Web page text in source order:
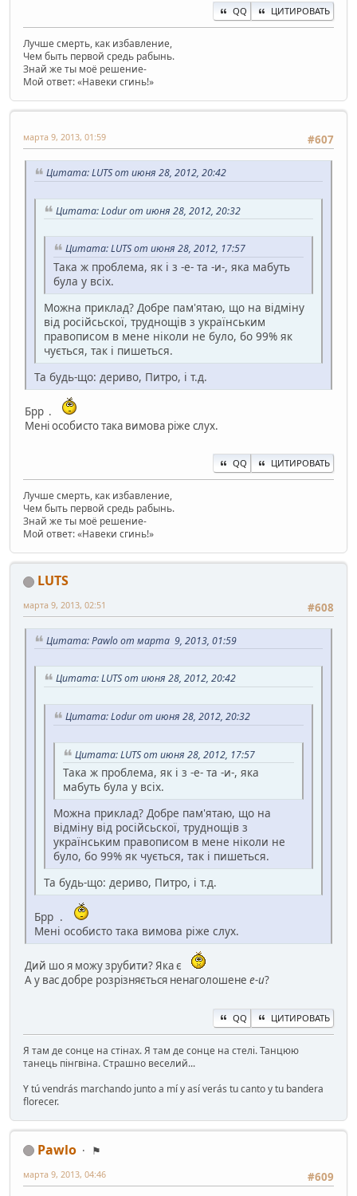
QQ ЦИТИРОВАТЬ
Лучше смерть, как избавление,
Чем быть первой средь рабынь.
Знай же ты моё решение-
Мой ответ: «Навеки сгинь!»
#607
марта 9, 2013, 01:59
Цитата: LUTS от июня 28, 2012, 20:42
Цитата: Lodur от июня 28, 2012, 20:32
Цитата: LUTS от июня 28, 2012, 17:57
Така ж проблема, як і з -е- та -и-, яка мабуть
була у всіх.
Можна приклад? Добре пам'ятаю, що на вiдмiну
вiд росiйсьскої, труднощiв з українським
правописом в мене нiколи не було, бо 99% як
чується, так i пишеться.
Та будь-що: дериво, Питро, і т.д.
Брр .
Мені особисто така вимова ріже слух.
QQ ЦИТИРОВАТЬ
Лучше смерть, как избавление,
Чем быть первой средь рабынь.
Знай же ты моё решение-
Мой ответ: «Навеки сгинь!»
LUTS
#608
марта 9, 2013, 02:51
Цитата: Pawlo от марта 9, 2013, 01:59
Цитата: LUTS от июня 28, 2012, 20:42
Цитата: Lodur от июня 28, 2012, 20:32
Цитата: LUTS от июня 28, 2012, 17:57
Така ж проблема, як і з -е- та -и-, яка
мабуть була у всіх.
Можна приклад? Добре пам'ятаю, що на
вiдмiну вiд росiйсьскої, труднощiв з
українським правописом в мене нiколи не
було, бо 99% як чується, так i пишеться.
Та будь-що: дериво, Питро, і т.д.
Брр .
Мені особисто така вимова ріже слух.
Дий шо я можу зрубити? Яка є
А у вас добре розрізняється ненаголошене е-и?
QQ ЦИТИРОВАТЬ
Я там де сонце на стінах. Я там де сонце на стелі. Танцюю
танець пінгвіна. Страшно веселий...
Y tú vendrás marchando junto a mí y así verás tu canto y tu bandera
florecer.
Pawlo
⚑
#609
марта 9, 2013, 04:46